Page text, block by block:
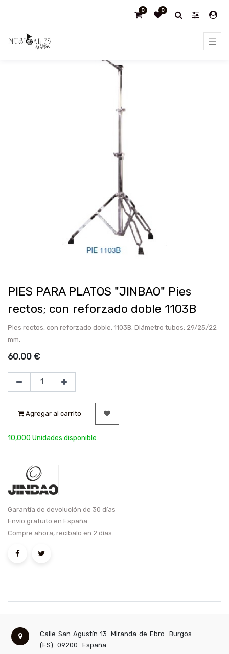
0 0
PIES PARA PLATOS "JINBAO" Pies rectos; con
PIES PARA PLATOS "JINBAO" Pies
rectos; con reforzado doble 1103B
Pies rectos, con reforzado doble. 1103B. Diámetro tubos: 29/25/22
mm.
60,00 €
Agregar al carrito
10,000 Unidades disponible
Garantía de devolución de 30 días
Envío gratuito en España
Compre ahora, recíbalo en 2 días.
Calle San Agustín 13 Miranda de Ebro
Burgos
(ES)
09200 España